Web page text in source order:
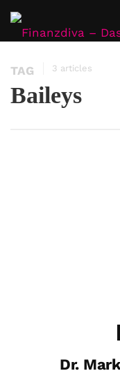
TAG 3 articles
Baileys
Dr.